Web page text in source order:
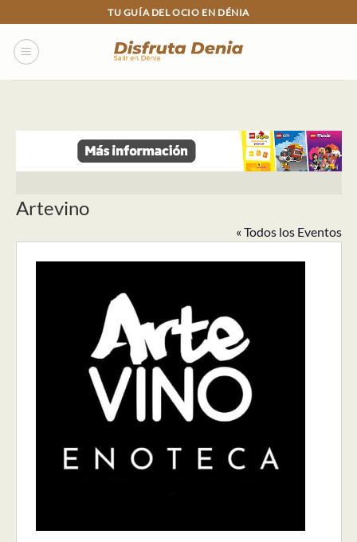
to
content
TU GUÍA DEL OCIO EN DÉNIA
Artevino
« Todos los Eventos